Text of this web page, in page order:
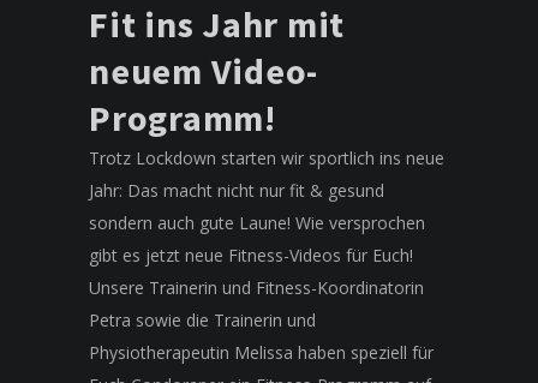
Fit ins Jahr mit
neuem Video-
Programm!
Trotz Lockdown starten wir sportlich ins neue
Jahr: Das macht nicht nur fit & gesund
sondern auch gute Laune! Wie versprochen
gibt es jetzt neue Fitness-Videos für Euch!
Unsere Trainerin und Fitness-Koordinatorin
Petra sowie die Trainerin und
Physiotherapeutin Melissa haben speziell für